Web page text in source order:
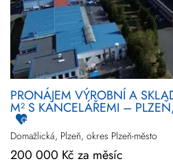
PRONÁJEM VÝROBNÍ A
M² S KANCELÁŘEMI –
Domažlická, Plzeň, okres Plzeň-město
200 000 Kč za měsíc